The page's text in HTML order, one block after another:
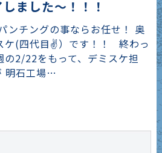
ました～！！！
ンチングの事ならお任せ！ 奥
ケ(四代目✌）です！！ 終わっ
週の2/22をもって、デミスケ担
明石工場…